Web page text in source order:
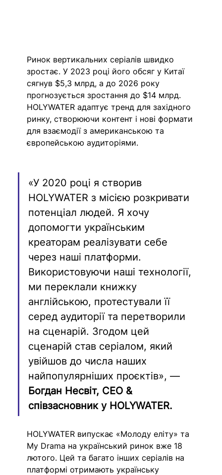
Ринок вертикальних серіалів швидко
зростає. У 2023 році його обсяг у Китаї
сягнув $5,3 млрд, а до 2026 року
прогнозується зростання до $14 млрд.
HOLYWATER адаптує тренд для західного
ринку, створюючи контент і нові формати
для взаємодії з американською та
європейською аудиторіями.
«У 2020 році я створив
HOLYWATER з місією розкривати
потенціал людей. Я хочу
допомогти українським
креаторам реалізувати себе
через наші платформи.
Використовуючи наші технології,
ми переклали книжку
англійською, протестували її
серед аудиторії та перетворили
на сценарій. Згодом цей
сценарій став серіалом, який
увійшов до числа наших
найпопулярніших проєктів», —
Богдан Несвіт, CEO &
співзасновник у HOLYWATER.
HOLYWATER випускає «Молоду еліту» та
My Drama на український ринок вже 18
лютого. Цей та багато інших серіалів на
платформі отримають українську